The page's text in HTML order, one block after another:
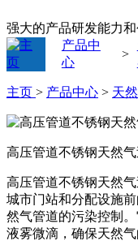
强大的产品研发能力
产品中
心
>
主页 > 产品中心 > 天
高压管道不锈钢天然
高压管道不锈钢天然
城市门站和分配设施
然气管道的污染控制
液雾微滴，确保天然